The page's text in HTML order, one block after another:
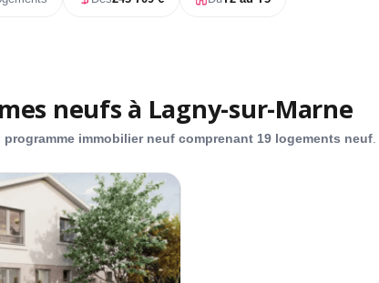
neufs à Lagny-sur-Marne
programme immobilier neuf comprenant 19 logements neuf